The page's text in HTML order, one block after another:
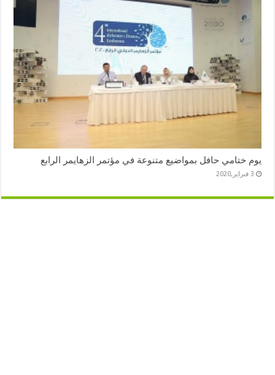
يوم ختامي حافل بمواضيع متنوعة في مؤتمر الزهايمر الرابع
3 فبراير,2020